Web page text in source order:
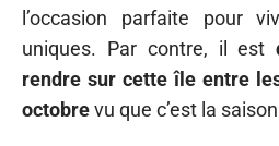
l’occasion parfaite pour
uniques. Par contre, il est
rendre sur cette île entre
octobrevu que c’est la